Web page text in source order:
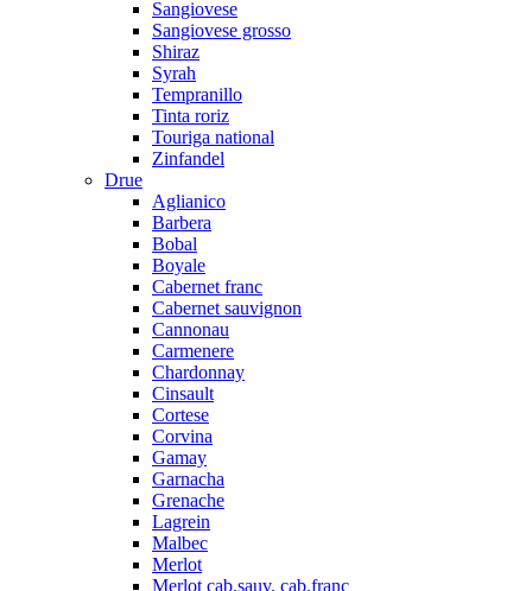
Sangiovese
Sangiovese grosso
Shiraz
Syrah
Tempranillo
Tinta roriz
Touriga national
Zinfandel
Drue
Aglianico
Barbera
Bobal
Boyale
Cabernet franc
Cabernet sauvignon
Cannonau
Carmenere
Chardonnay
Cinsault
Cortese
Corvina
Gamay
Garnacha
Grenache
Lagrein
Malbec
Merlot
Merlot cab.sauv. cab.franc